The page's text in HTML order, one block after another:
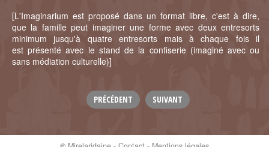
[L'Imaginarium est proposé dans un format libre, c'est à dire,
que la famille peut imaginer une forme avec deux entresorts
minimum jusqu'à quatre entresorts mais à chaque fois il
est présenté avec le stand de la confiserie (imaginé avec ou
sans médiation culturelle)]
PRÉCÉDENT SUIVANT